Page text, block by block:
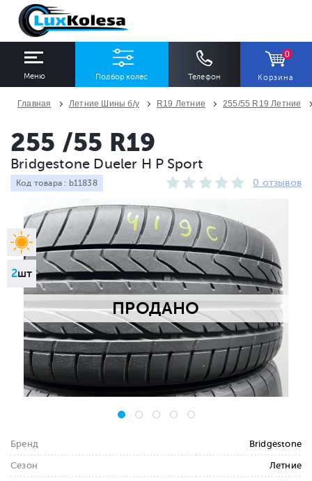
Меню Подбор колес Телефон
0
Корзина
Ширина
Все
Профиль
Все
Сезон
Все
Количество
Все
ПОДОБРАТЬ
Главная Летние Шины б/у R19 Летние 255/55 R19 Летние
ПРОДАНО
2шт
255 /55 R19
Bridgestone Dueler H P Sport
Код товара : b11838 0 отзывов
Бренд Bridgestone
Сезон Летние